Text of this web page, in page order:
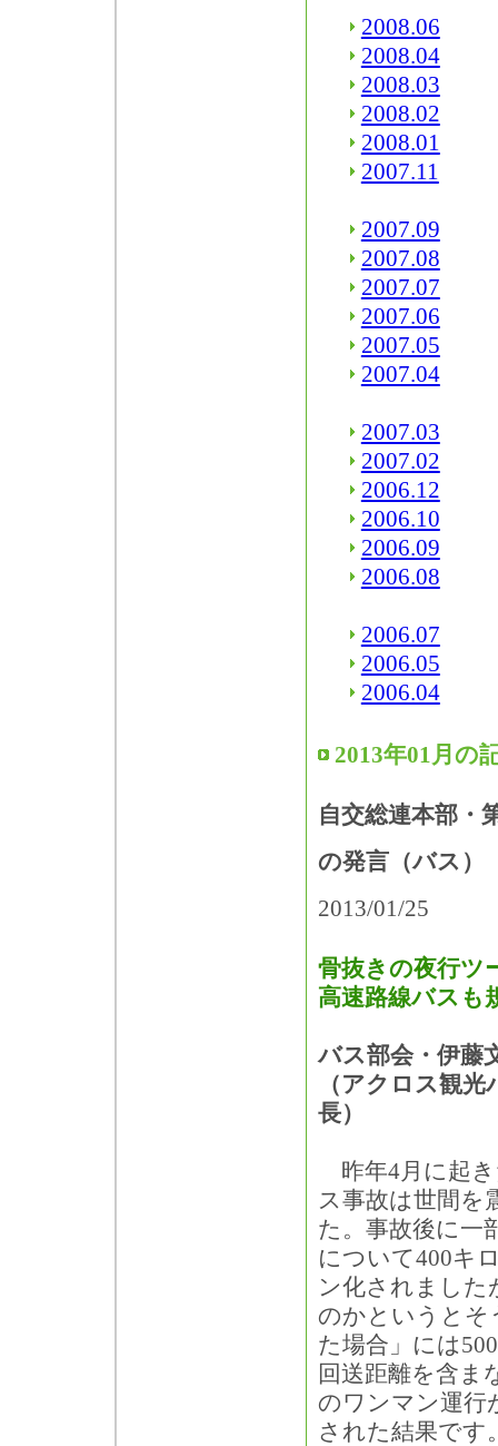
2008.06
2008.04
2008.03
2008.02
2008.01
2007.11
2007.09
2007.08
2007.07
2007.06
2007.05
2007.04
2007.03
2007.02
2006.12
2006.10
2006.09
2006.08
2006.07
2006.05
2006.04
2013年01月の
自交総連本部・
の発言（バス）
2013/01/25
骨抜きの夜行ツ
高速路線バスも
バス部会・伊藤
（アクロス観
長）
昨年4月に起
ス事故は世間を
た。事故後に一
について400キ
ン化されました
のかというとそ
た場合」には
回送距離を含ま
のワンマン運行
された結果です